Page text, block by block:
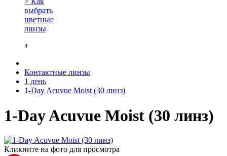
выбрать
цветные
линзы
+
Контактные линзы
1 день
1-Day Acuvue Moist (30 линз)
1-Day Acuvue Moist (30 линз)
Кликните на фото для просмотра